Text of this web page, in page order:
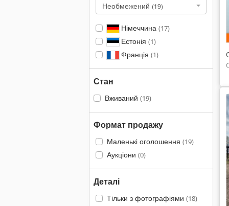
Необмежений (19)
Німеччина (17)
Естонія (1)
Франція (1)
Стан
Вживаний (19)
Формат продажу
Маленькі оголошення (19)
Аукціони (0)
Деталі
Тільки з фотографіями (18)